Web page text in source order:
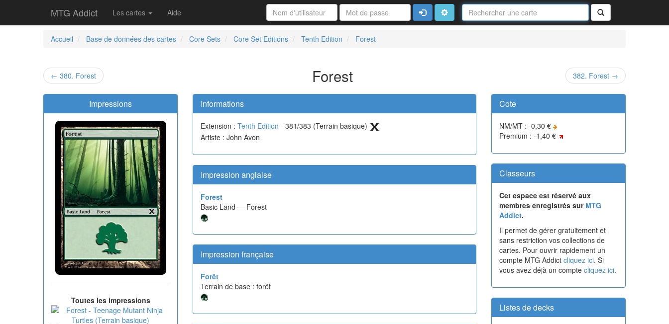
MTG Addict Les cartes Aide
Nom
de
la
Rechercher
ConnexionAvancé
Accueil
Base de données des cartes Core Sets Core Set Editions Tenth Edition Forest
← 380. Forest Forest 382. Forest →
Impressions
Toutes les impressions
Informations
Extension : Tenth Edition - 381/383 (Terrain basique)
Artiste : John Avon
Impression anglaise
Forest
Basic Land — Forest
Impression française
Forêt
Terrain de base : forêt
Cote
NM/MT : -0,30 €
Premium : -1,40 €
Classeurs
Cet espace est réservé aux
membres enregistrés sur MTG
Addict.
Il permet de gérer gratuitement et
sans restriction vos collections de
cartes. Pour ouvrir rapidement un
compte MTG Addict cliquez ici. Si
vous avez déjà un compte cliquez ici.
Listes de decks